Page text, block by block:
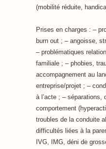
(mobilité réduite,
Prises en charges : –
burn out ; – angoisse,
– problématiques
familiale ; – phobies,
accompagnement au
entreprise/projet ; –
à l’acte ; – séparations,
comportement
troubles de la conduite
difficultés liées à la
IVG, IMG, déni de